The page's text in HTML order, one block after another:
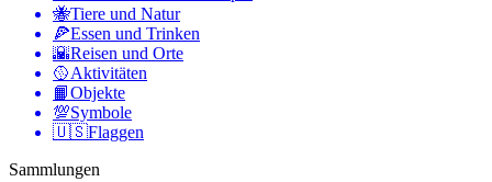
🐝Tiere und Natur
🍕Essen und Trinken
🌇Reisen und Orte
🥎Aktivitäten
📙Objekte
💯Symbole
🇺🇸Flaggen
Sammlungen